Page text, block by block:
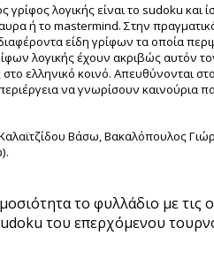
γρίφος λογικής είναι το sudoku και
ή το mastermind. Στην
είδη γρίφων τα οποία
λογικής έχουν ακριβώς αυτόν
ελληνικό κοινό. Απευθύνονται
να γνωρίσουν καινούρια
Βάσω, Βακαλόπουλος
το φυλλάδιο με τις
του επερχόμενου